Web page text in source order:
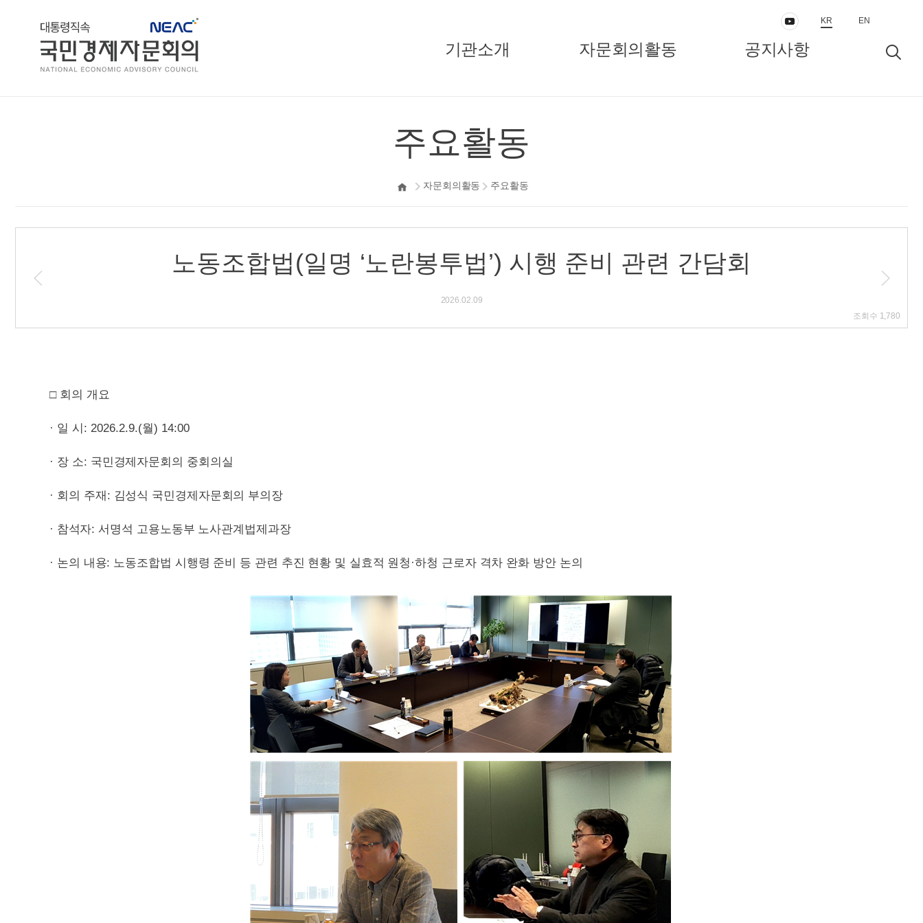
KR EN
기관소개
부의장
정책자문단
자문회의활동 공지사항
주요활동
자문회의활동 주요활동
노동조합법(일명 ‘노란봉투법’) 시행 준비 관련 간담회
2026.02.09
조회수 1,780
□ 회의 개요
· 일 시 : 2026.2.9.(월) 14:00
· 장 소: 국민경제자문회의 중회의실
· 회의 주재 : 김성식 국민경제자문회의 부의장
· 참석자: 서명석 고용노동부 노사관계법제과장
· 논의 내용: 노동조합법 시행령 준비 등 관련 추진 현황 및 실효적 원청 ·하청 근로자 격차 완화 방안 논의